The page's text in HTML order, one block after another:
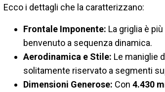
Ecco i dettagli che la caratterizzano:
Frontale Imponente: La griglia è
benvenuto a sequenza dinamica.
Aerodinamica e Stile: Le maniglie
solitamente riservato a segmenti
Dimensioni Generose: Con 4.430